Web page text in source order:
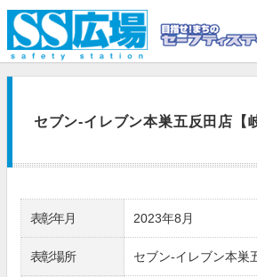
セブン-イレブン本巣五反田店【
表彰年月 2023年8月
表彰場所 セブン‐イレブン本巣